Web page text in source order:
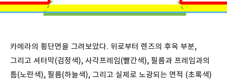
카메라의 횡단면을 그려보았다. 위로부터 렌즈의 후옥 부분,
그리고 셔터막(검정색), 사각프레임(빨간색), 필름과 프레임과의
틈(노란색), 필름(하늘색), 그리고 실제로 노광되는 면적 (초록색)